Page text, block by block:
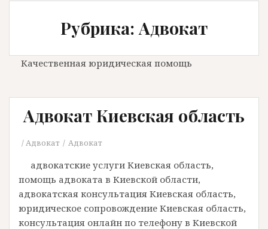
Рубрика: Адвокат
Качественная юридическая помощь
Адвокат Киевская область
Адвокат Адвокат
адвокатские услуги Киевская область,
помощь адвоката в Киевской области,
адвокатская консультация Киевская область,
юридическое сопровождение Киевская область,
консультация онлайн по телефону в Киевской